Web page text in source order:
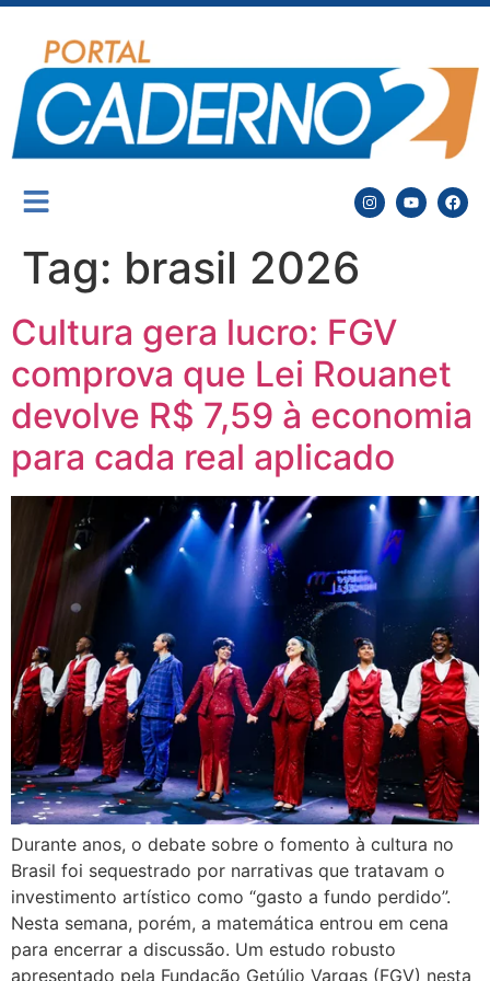
Tag: brasil 2026
Cultura gera lucro: FGV
comprova que Lei Rouanet
devolve R$ 7,59 à economia
para cada real aplicado
Durante anos, o debate sobre o fomento à cultura no
Brasil foi sequestrado por narrativas que tratavam o
investimento artístico como “gasto a fundo perdido”.
Nesta semana, porém, a matemática entrou em cena
para encerrar a discussão. Um estudo robusto
apresentado pela Fundação Getúlio Vargas (FGV) nesta